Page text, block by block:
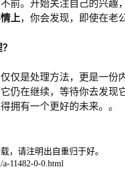
前。开始关注自己的兴趣
上，你会发现，即使在老
仅是处理方法，更是一份
仍在继续，等待你去发现
拥有一个更好的未来。。
，请注明出自重归于好。
11482-0-0.html